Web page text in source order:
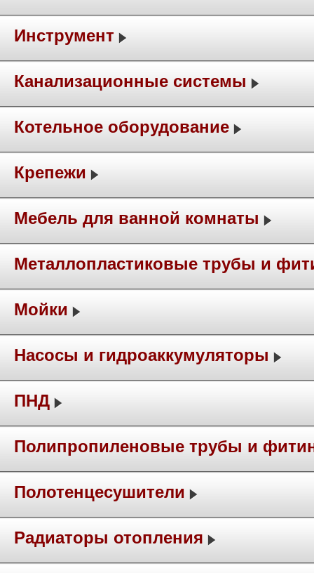
Инструмент
Канализационные системы
Котельное оборудование
Крепежи
Мебель для ванной комнаты
Металлопластиковые трубы и
Мойки
Насосы и гидроаккумуляторы
ПНД
Полипропиленовые трубы и
Полотенцесушители
Радиаторы отопления